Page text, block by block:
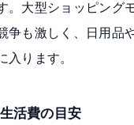
。大型ショッピング
争も激しく、日用品
入ります。
活費の目安